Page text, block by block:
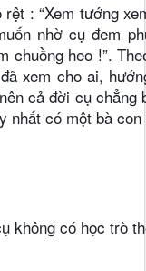
: “Xem tướng
nhờ cụ đem
chuồng heo !”.
xem cho ai,
cả đời cụ
nhất có một bà
không có học trò